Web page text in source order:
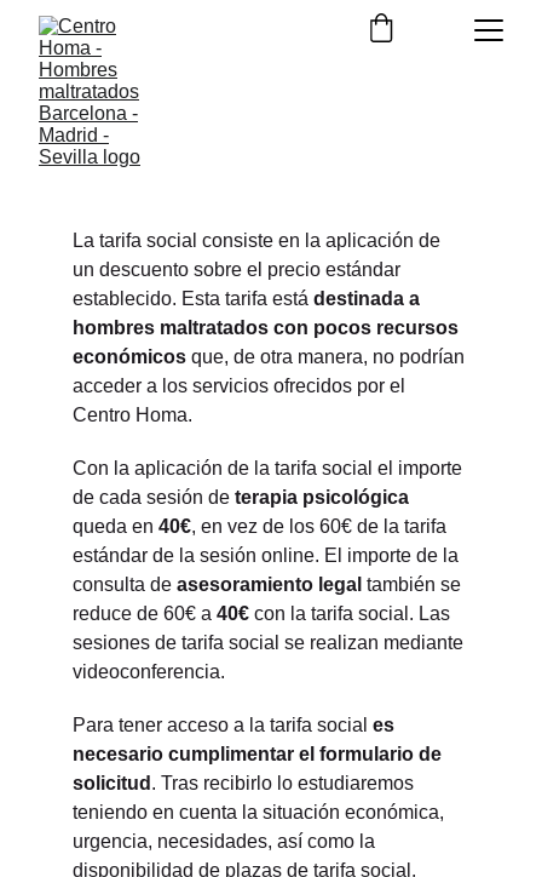
El Centro Homa te ayuda
La tarifa social consiste en la aplicación de
un descuento sobre el precio estándar
establecido. Esta tarifa está destinada a
hombres maltratados con pocos recursos
económicos que, de otra manera, no podrían
acceder a los servicios ofrecidos por el
Centro Homa.
Con la aplicación de la tarifa social el importe
de cada sesión de terapia psicológica
queda en 40€, en vez de los 60€ de la tarifa
estándar de la sesión online. El importe de la
consulta de asesoramiento legal también se
reduce de 60€ a 40€ con la tarifa social. Las
sesiones de tarifa social se realizan mediante
videoconferencia.
Para tener acceso a la tarifa social es
necesario cumplimentar el formulario de
solicitud . Tras recibirlo lo estudiaremos
teniendo en cuenta la situación económica,
urgencia, necesidades, así como la
disponibilidad de plazas de tarifa social.